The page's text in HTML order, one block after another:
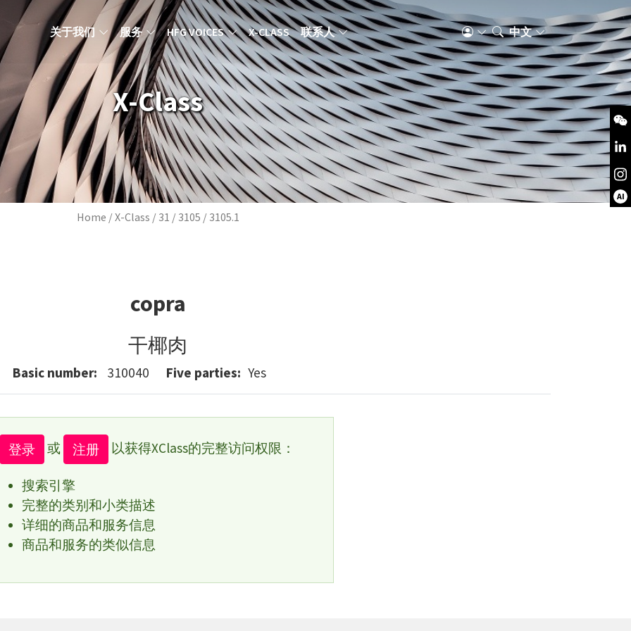
MAIN NAVIGATION ZH
关于我们 服务 HFG VOICES X-CLASS 联系人 中文
X-Class
Breadcrumb
Home X-Class 31 3105 3105.1
copra
干椰肉
Basic number 310040 Five parties Yes
登录 或 注册 以获得XClass的完整访问权限：
搜索引擎
完整的类别和小类描述
详细的商品和服务信息
商品和服务的类似信息
AI